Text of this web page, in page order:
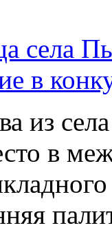
села
в
из
в